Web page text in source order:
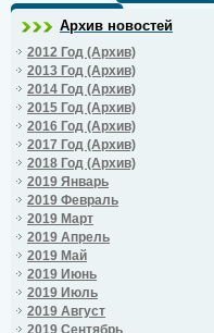
Архив новостей
2012 Год (Архив)
2013 Год (Архив)
2014 Год (Архив)
2015 Год (Архив)
2016 Год (Архив)
2017 Год (Архив)
2018 Год (Архив)
2019 Январь
2019 Февраль
2019 Март
2019 Апрель
2019 Май
2019 Июнь
2019 Июль
2019 Август
2019 Сентябрь